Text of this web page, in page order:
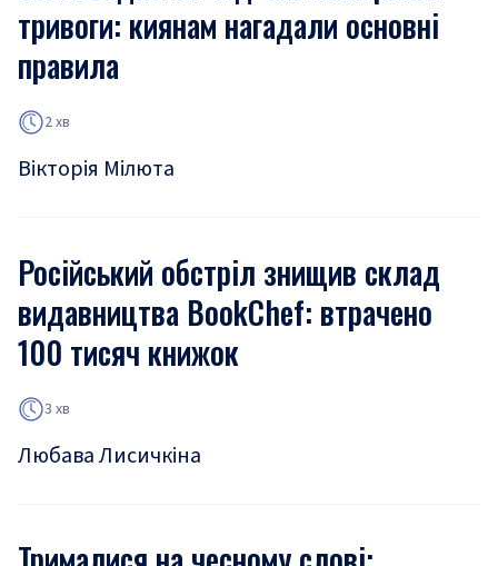
тривоги: киянам нагадали основні
правила
2 хв
Вікторія Мілюта
Російський обстріл знищив склад
видавництва BookChef: втрачено
100 тисяч книжок
3 хв
Любава Лисичкіна